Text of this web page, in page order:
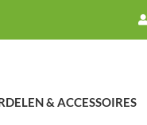
& ACCESSOIRES